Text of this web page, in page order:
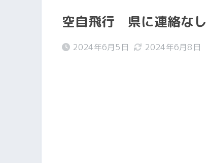
空自飛行 県に連絡なし
2024年6月5日 2024年6月8日